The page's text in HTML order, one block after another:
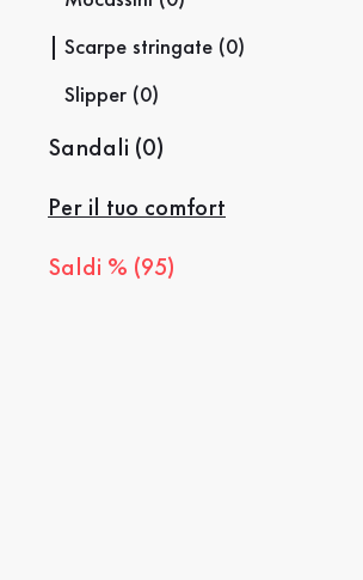
Scarpe stringate (0)
Slipper (0)
Sandali (0)
Per il tuo comfort
Saldi % (95)